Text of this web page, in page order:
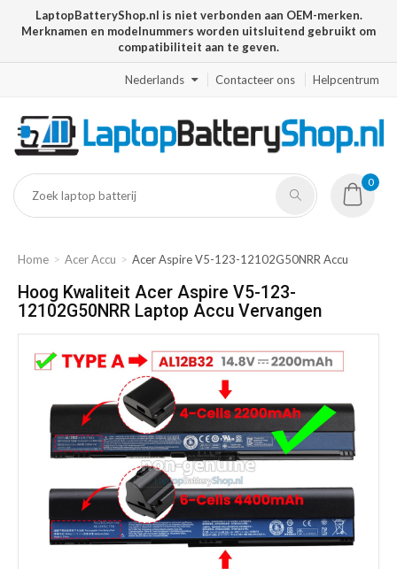
LaptopBatteryShop.nl is niet verbonden aan OEM-merken.
Merknamen en modelnummers worden uitsluitend gebruikt om
compatibiliteit aan te geven.
Nederlands Contacteer ons Helpcentrum
0
Home Acer Accu Acer Aspire V5-123-12102G50NRR Accu
Hoog Kwaliteit Acer Aspire V5-123-
12102G50NRR Laptop Accu Vervangen